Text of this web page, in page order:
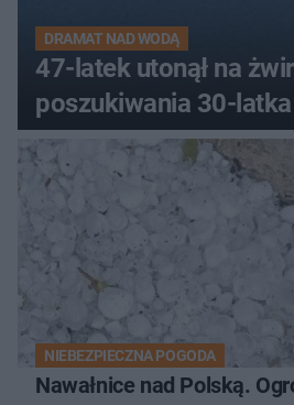
DRAMAT NAD WODĄ
47-latek utonął na
poszukiwania 30-latka
NIEBEZPIECZNA POGODA
Nawałnice nad Polską.